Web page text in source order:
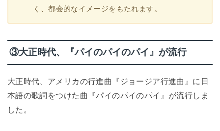
く、都会的なイメージをもたれます。
③大正時代、『パイのパイのパイ』が流行
大正時代、アメリカの行進曲『ジョージア行進曲』に日
本語の歌詞をつけた曲『パイのパイのパイ』が流行しま
した。